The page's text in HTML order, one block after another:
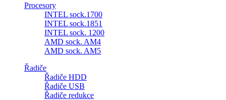
Procesory
INTEL sock.1700
INTEL sock.1851
INTEL sock. 1200
AMD sock. AM4
AMD sock. AM5
Řadiče
Řadiče HDD
Řadiče USB
Řadiče redukce